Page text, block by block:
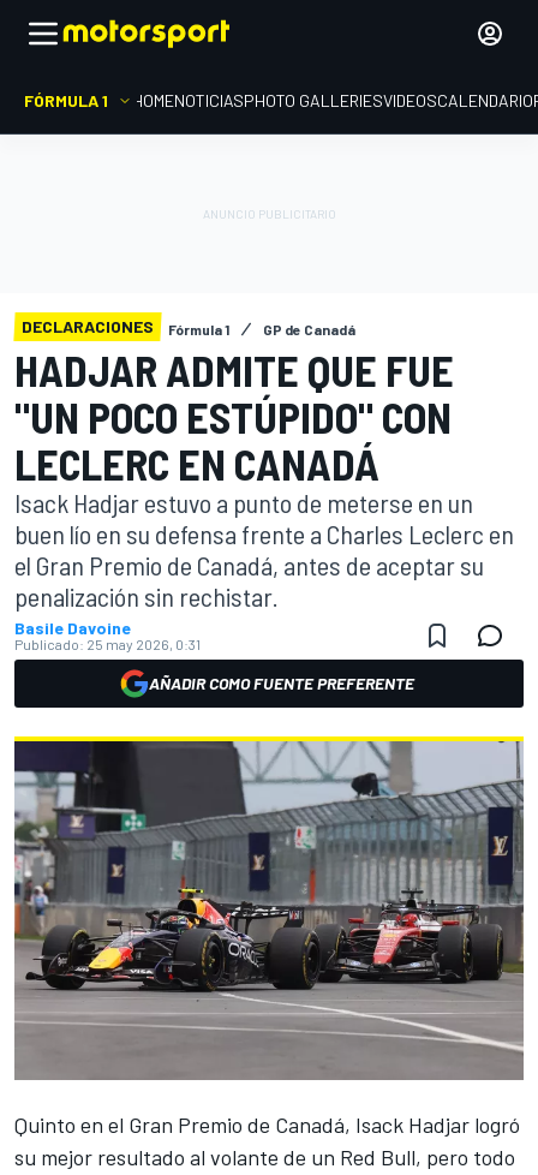
FÓRMULA 1 HOMENOTICIASPHOTO GALLERIESVIDEOSCALENDARIO
DECLARACIONES Fórmula 1 GP de Canadá
HADJAR ADMITE QUE FUE
"UN POCO ESTÚPIDO" CON
LECLERC EN CANADÁ
Isack Hadjar estuvo a punto de meterse en un
buen lío en su defensa frente a Charles Leclerc en
el Gran Premio de Canadá, antes de aceptar su
penalización sin rechistar.
Basile Davoine
Publicado: 25 may 2026, 0:31
AÑADIR COMO FUENTE PREFERENTE
Quinto en el Gran Premio de Canadá, Isack Hadjar logró
su mejor resultado al volante de un Red Bull, pero todo